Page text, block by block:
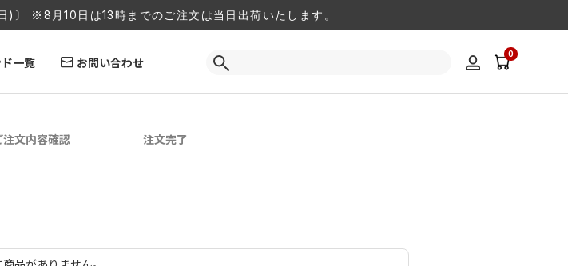
〕 ※8月10日は13時までのご注文は当日出荷いたします。
一覧 お問い合わせ
0
注文内容確認 注文完了